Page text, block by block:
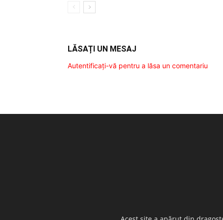
LĂSAȚI UN MESAJ
Autentificați-vă pentru a lăsa un comentariu